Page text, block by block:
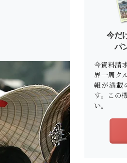
今だ
パ
今資料請
界一周ク
報が満載
す。この
い。